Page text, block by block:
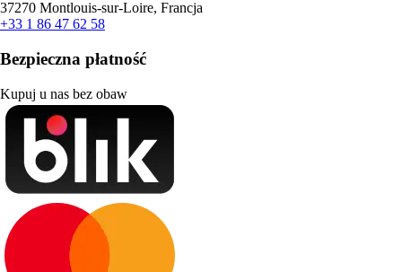
37270 Montlouis-sur-Loire, Francja
+33 1 86 47 62 58
Bezpieczna płatność
Kupuj u nas bez obaw